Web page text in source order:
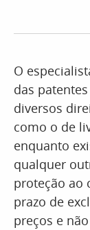
O
das
diversos
como o de
enquanto
qualquer
proteção ao
prazo de
preços e